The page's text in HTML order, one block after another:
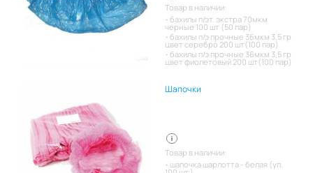
Товар в наличии:
бахилы п/эт. экстра 70мкм
черные 100 шт (50 пар)
бахилы п/э прочные 36мкм 3,5 гр
цвет серебро 200 шт(100 пар)
бахилы п/э прочные 36мкм 3,5 гр
цвет фиолетовый 200 шт(100 пар)
Шапочки
Товар в наличии:
шапочка шарлотта - белая (уп.